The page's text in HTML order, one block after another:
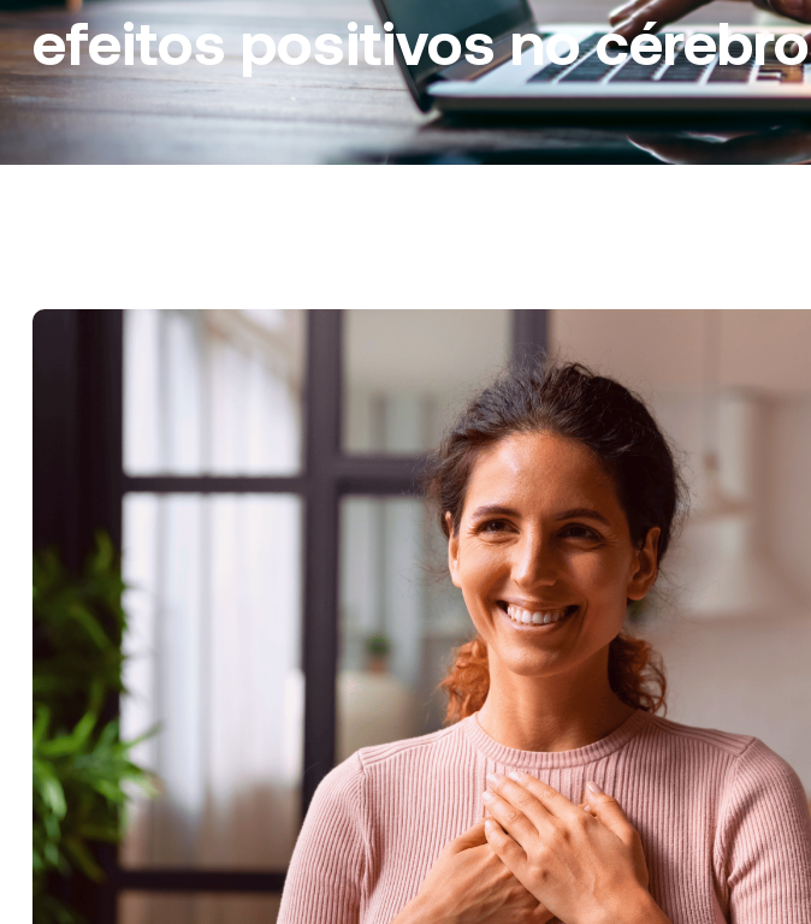
efeitos positivos no cérebro